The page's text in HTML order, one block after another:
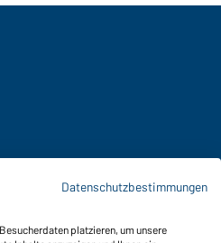
Datenschutzbestimmungen
platzieren, um unsere